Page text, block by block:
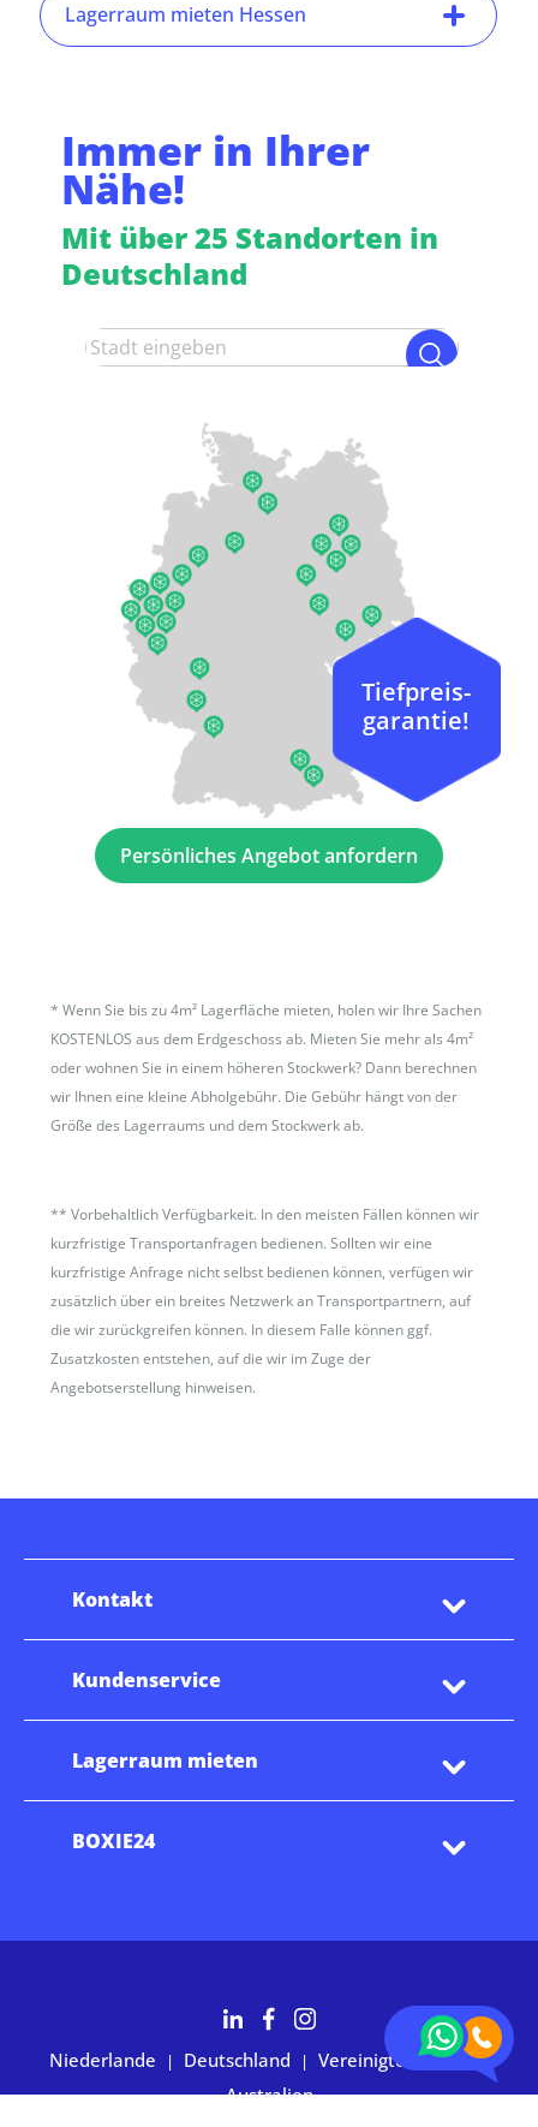
Lagerraum mieten Hessen
Immer in Ihrer
Nähe!
Mit über 25 Standorten in
Deutschland
Persönliches Angebot anfordern
Tiefpreis-
garantie!
*Wenn Sie bis zu 4m² Lagerfläche mieten, holen wir Ihre Sachen
KOSTENLOS aus dem Erdgeschoss ab. Mieten Sie mehr als 4m²
oder wohnen Sie in einem höheren Stockwerk? Dann berechnen
wir Ihnen eine kleine Abholgebühr. Die Gebühr hängt von der
Größe des Lagerraums und dem Stockwerk ab.
**Vorbehaltlich Verfügbarkeit. In den meisten Fällen können wir
kurzfristige Transportanfragen bedienen. Sollten wir eine
kurzfristige Anfrage nicht selbst bedienen können, verfügen wir
zusätzlich über ein breites Netzwerk an Transportpartnern, auf
die wir zurückgreifen können. In diesem Falle können ggf.
Zusatzkosten entstehen, auf die wir im Zuge der
Angebotserstellung hinweisen.
Kontakt
Kundenservice
Lagerraum mieten
BOXIE24
Niederlande | Deutschland | Vereinigte Staaten |
Australien